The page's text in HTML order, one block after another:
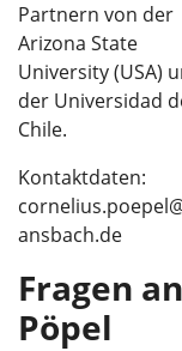
Partnern von der
Arizona State
University (USA)
der Universidad
Chile.
Kontaktdaten:
ansbach.de
Fragen
Pöpel